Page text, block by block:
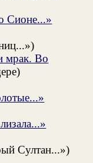
Сионе...»
мрак. Во
Султан...»)